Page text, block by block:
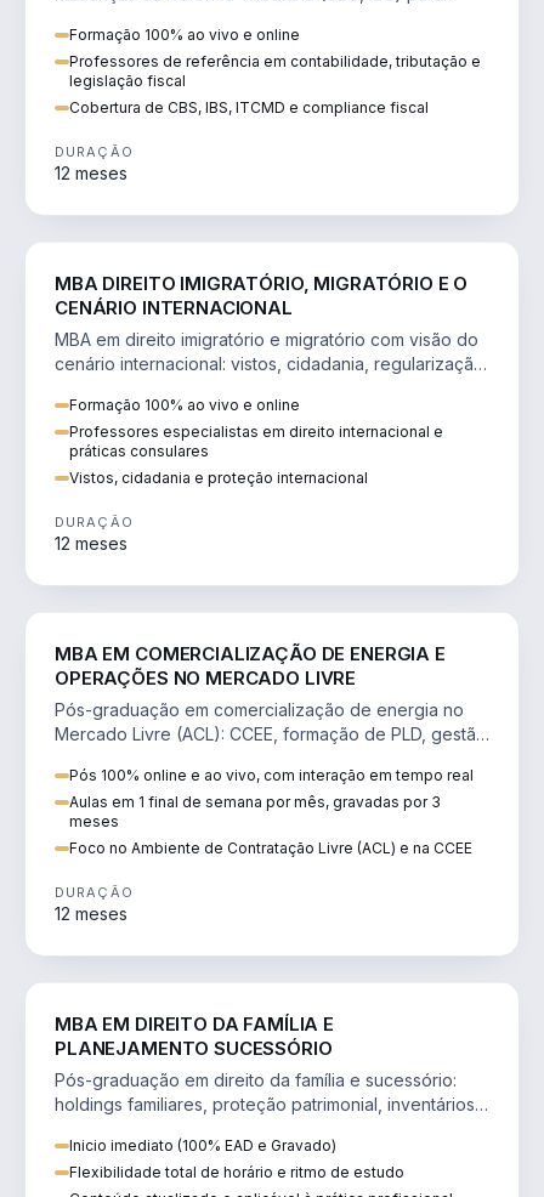
Formação 100% ao vivo e online
Professores de referência em contabilidade, tributação e
legislação fiscal
Cobertura de CBS, IBS, ITCMD e compliance fiscal
DURAÇÃO
12 meses
MBA DIREITO IMIGRATÓRIO, MIGRATÓRIO E O
CENÁRIO INTERNACIONAL
MBA em direito imigratório e migratório com visão do
cenário internacional: vistos, cidadania, regularização
Formação 100% ao vivo e online
Professores especialistas em direito internacional e
práticas consulares
Vistos, cidadania e proteção internacional
DURAÇÃO
12 meses
MBA EM COMERCIALIZAÇÃO DE ENERGIA E
OPERAÇÕES NO MERCADO LIVRE
Pós-graduação em comercialização de energia no
Mercado Livre (ACL): CCEE, formação de PLD, gestão
Pós 100% online e ao vivo, com interação em tempo real
Aulas em 1 final de semana por mês, gravadas por 3
meses
Foco no Ambiente de Contratação Livre (ACL) e na CCEE
DURAÇÃO
12 meses
MBA EM DIREITO DA FAMÍLIA E
PLANEJAMENTO SUCESSÓRIO
Pós-graduação em direito da família e sucessório:
holdings familiares, proteção patrimonial, inventários
Inicio imediato (100% EAD e Gravado)
Flexibilidade total de horário e ritmo de estudo